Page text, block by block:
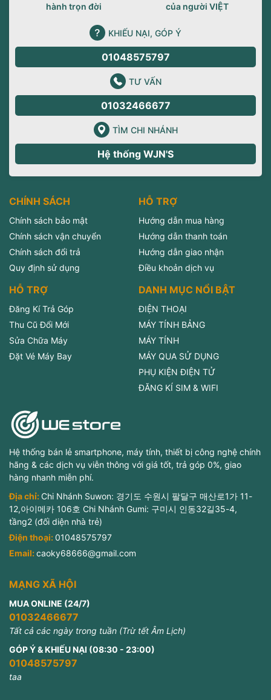
hành trọn đời
của người VIỆT
KHIẾU NẠI, GÓP Ý
01048575797
TƯ VẤN
01032466677
TÌM CHI NHÁNH
Hệ thống WJN'S
CHÍNH SÁCH
Chính sách bảo mật
Chính sách vận chuyển
Chính sách đổi trả
Quy định sử dụng
HỖ TRỢ
Hướng dẫn mua hàng
Hướng dẫn thanh toán
Hướng dẫn giao nhận
Điều khoản dịch vụ
HỖ TRỢ
Đăng Kí Trả Góp
Thu Cũ Đổi Mới
Sửa Chữa Máy
Đặt Vé Máy Bay
DANH MỤC NỔI BẬT
ĐIỆN THOẠI
MÁY TÍNH BẢNG
MÁY TÍNH
MÁY QUA SỬ DỤNG
PHỤ KIỆN ĐIỆN TỬ
ĐĂNG KÍ SIM & WIFI
Hệ thống bán lẻ smartphone, máy tính, thiết bị công nghệ chính
hãng & các dịch vụ viễn thông với giá tốt, trả góp 0%, giao
hàng nhanh miễn phí.
Địa chỉ: Chi Nhánh Suwon: 경기도 수원시 팔달구 매산로1가 11-
12,아이메카 106호 Chi Nhánh Gumi: 구미시 인동32길35-4,
tầng2 (đối diện nhà trẻ)
Điện thoại:01048575797
Email:caoky68666@gmail.com
MẠNG XÃ HỘI
MUA ONLINE (24/7)
01032466677
Tất cả các ngày trong tuần (Trừ tết Âm Lịch)
GÓP Ý & KHIẾU NẠI (08:30 - 23:00)
01048575797
taa